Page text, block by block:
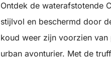
Ontdek de waterafstotende
stijlvol en beschermd door
koud weer zijn voorzien
urban avonturier. Met de